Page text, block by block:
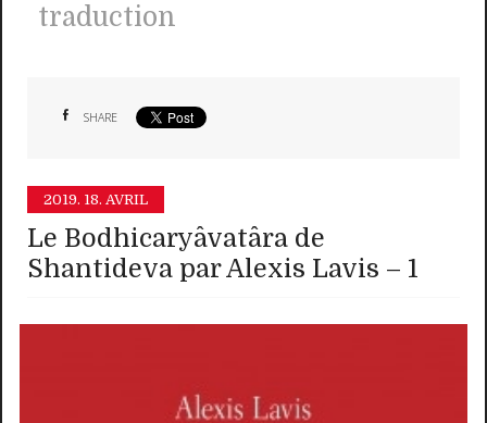
traduction
SHARE
2019. 18. AVRIL
Le Bodhicaryâvatâra de
Shantideva par Alexis Lavis – 1